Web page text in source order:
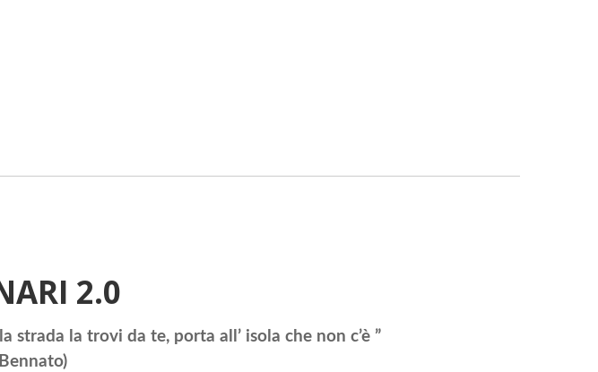
2.0
la trovi da te, porta all’ isola che non c’è ”